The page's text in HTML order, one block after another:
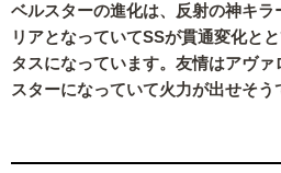
ベルスターの進化は、反射の神キ
リアとなっていてSSが貫通変化と
タスになっています。友情はアヴ
スターになっていて火力が出せそう